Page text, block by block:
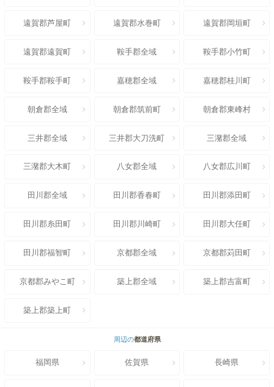
遠賀郡芦屋町 遠賀郡水巻町 遠賀郡岡垣町
遠賀郡遠賀町 鞍手郡全域 鞍手郡小竹町
鞍手郡鞍手町 嘉穂郡全域 嘉穂郡桂川町
朝倉郡全域 朝倉郡筑前町 朝倉郡東峰村
三井郡全域 三井郡大刀洗町 三潴郡全域
三潴郡大木町 八女郡全域 八女郡広川町
田川郡全域 田川郡香春町 田川郡添田町
田川郡糸田町 田川郡川崎町 田川郡大任町
田川郡福智町 京都郡全域 京都郡苅田町
京都郡みやこ町 築上郡全域 築上郡吉富町
築上郡築上町
周辺の都道府県
福岡県 佐賀県 長崎県